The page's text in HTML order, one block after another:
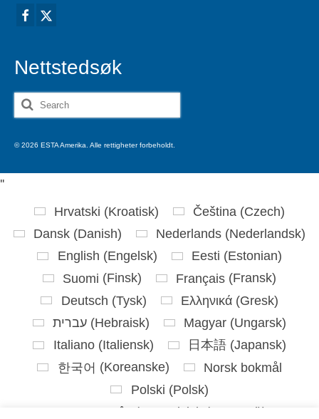
Nettstedsøk
Search
for:
© 2026 ESTA Amerika. Alle rettigheter forbeholdt.
''
Hrvatski (Kroatisk) Čeština (Czech)
Dansk (Danish) Nederlands (Nederlandsk)
English (Engelsk) Eesti (Estonian)
Suomi (Finsk) Français (Fransk)
Deutsch (Tysk) Ελληνικά(Gresk)
עברית (Hebraisk) Magyar (Ungarsk)
Italiano(Italiensk) 日本語(Japansk)
한국어 (Koreanske)
Norsk bokmål
Polski (Polsk)
Português
(Portugisisk (Portugal))